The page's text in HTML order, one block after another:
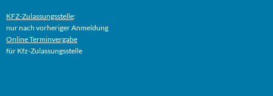
KFZ-Zulassungsstelle:
nur nach vorheriger Anmeldung
OnlineTerminvergabe
für Kfz-Zulassungsstelle